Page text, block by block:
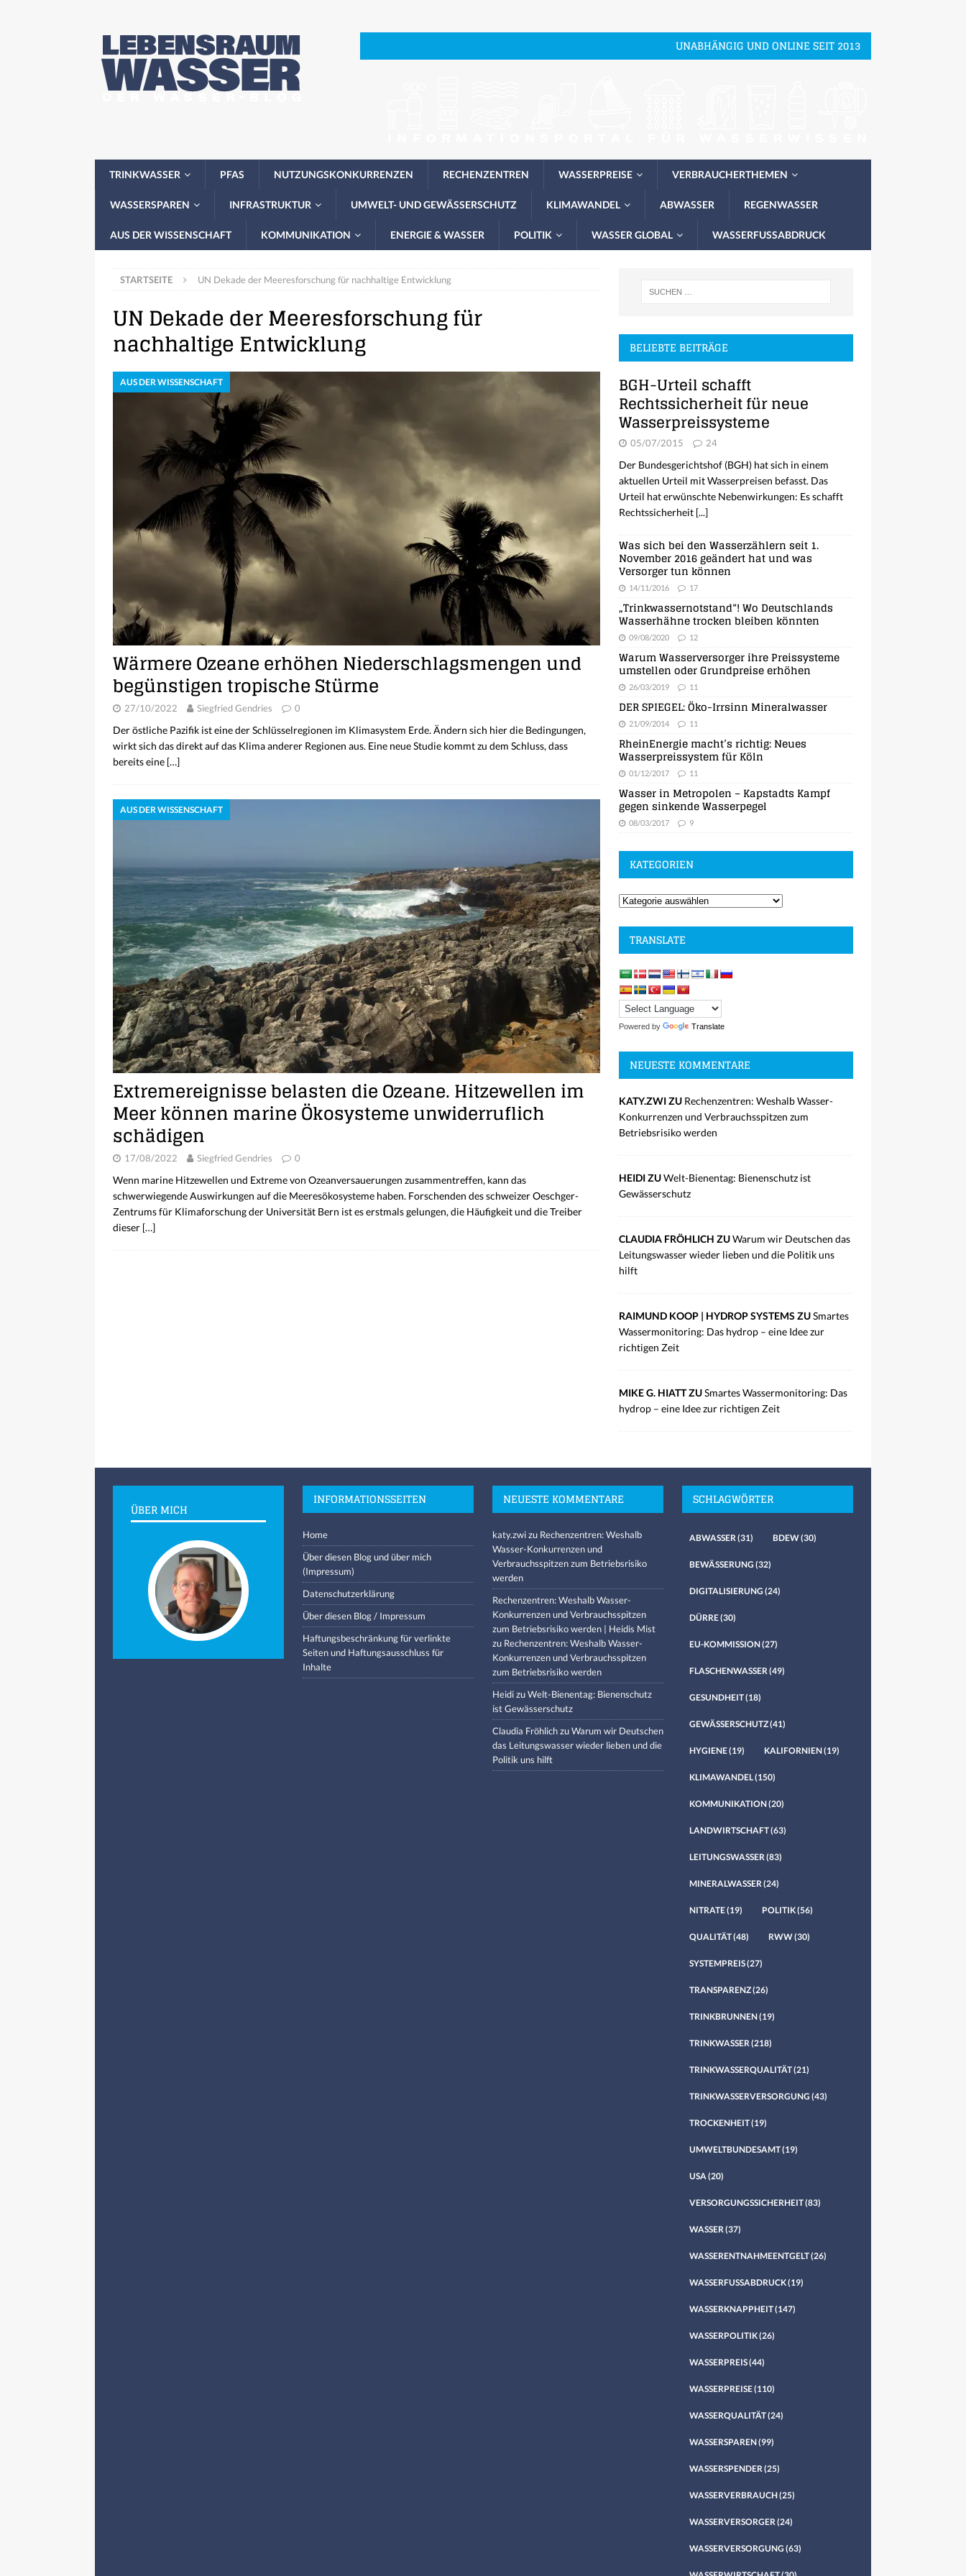
UNABHÄNGIG UND ONLINE SEIT 2013
TRINKWASSER PFAS NUTZUNGSKONKURRENZEN RECHENZENTREN WASSERPREISE VERBRAUCHERTHEMEN
WASSERSPAREN INFRASTRUKTUR UMWELT- UND GEWÄSSERSCHUTZ KLIMAWANDEL ABWASSER REGENWASSER
AUS DER WISSENSCHAFT KOMMUNIKATION ENERGIE & WASSER POLITIK WASSER GLOBAL WASSERFUSSABDRUCK
STARTSEITE UN Dekade der Meeresforschung für nachhaltige Entwicklung
UN Dekade der Meeresforschung für
nachhaltige Entwicklung
AUS DER WISSENSCHAFT
Wärmere Ozeane erhöhen Niederschlagsmengen und
begünstigen tropische Stürme
27/10/2022 Siegfried Gendries 0
Der östliche Pazifik ist eine der Schlüsselregionen im Klimasystem Erde. Ändern sich hier die Bedingungen,
wirkt sich das direkt auf das Klima anderer Regionen aus. Eine neue Studie kommt zu dem Schluss, dass
bereits eine […]
AUS DER WISSENSCHAFT
Extremereignisse belasten die Ozeane. Hitzewellen im
Meer können marine Ökosysteme unwiderruflich
schädigen
17/08/2022 Siegfried Gendries 0
Wenn marine Hitzewellen und Extreme von Ozeanversauerungen zusammentreffen, kann das
schwerwiegende Auswirkungen auf die Meeresökosysteme haben. Forschenden des schweizer Oeschger-
Zentrums für Klimaforschung der Universität Bern ist es erstmals gelungen, die Häufigkeit und die Treiber
dieser […]
BELIEBTE BEITRÄGE
BGH-Urteil schafft
Rechtssicherheit für neue
Wasserpreissysteme
05/07/2015 24
Der Bundesgerichtshof (BGH) hat sich in einem
aktuellen Urteil mit Wasserpreisen befasst. Das
Urteil hat erwünschte Nebenwirkungen: Es schafft
Rechtssicherheit [...]
Was sich bei den Wasserzählern seit 1.
November 2016 geändert hat und was
Versorger tun können
14/11/2016 17
„Trinkwassernotstand“! Wo Deutschlands
Wasserhähne trocken bleiben könnten
09/08/2020 12
Warum Wasserversorger ihre Preissysteme
umstellen oder Grundpreise erhöhen
26/03/2019 11
DER SPIEGEL: Öko-Irrsinn Mineralwasser
21/09/2014 11
RheinEnergie macht’s richtig: Neues
Wasserpreissystem für Köln
01/12/2017 11
Wasser in Metropolen – Kapstadts Kampf
gegen sinkende Wasserpegel
08/03/2017 9
KATEGORIEN
TRANSLATE
Powered by Translate
NEUESTE KOMMENTARE
KATY.ZWI ZU Rechenzentren: Weshalb Wasser-
Konkurrenzen und Verbrauchsspitzen zum
Betriebsrisiko werden
HEIDI ZUWelt-Bienentag: Bienenschutz ist
Gewässerschutz
CLAUDIA FRÖHLICH ZUWarum wir Deutschen das
Leitungswasser wieder lieben und die Politik uns
hilft
RAIMUND KOOP | HYDROP SYSTEMS ZUSmartes
Wassermonitoring: Das hydrop – eine Idee zur
richtigen Zeit
MIKE G. HIATT ZUSmartes Wassermonitoring: Das
hydrop – eine Idee zur richtigen Zeit
ÜBER MICH
INFORMATIONSSEITEN
Home
Über diesen Blog und über mich
(Impressum)
Datenschutzerklärung
Über diesen Blog / Impressum
Haftungsbeschränkung für verlinkte
Seiten und Haftungsausschluss für
Inhalte
NEUESTE KOMMENTARE
katy.zwizu Rechenzentren: Weshalb
Wasser-Konkurrenzen und
Verbrauchsspitzen zum Betriebsrisiko
werden
Rechenzentren: Weshalb Wasser-
Konkurrenzen und Verbrauchsspitzen
zum Betriebsrisiko werden | Heidis Mist
zu Rechenzentren: Weshalb Wasser-
Konkurrenzen und Verbrauchsspitzen
zum Betriebsrisiko werden
HeidizuWelt-Bienentag: Bienenschutz
ist Gewässerschutz
Claudia FröhlichzuWarum wir Deutschen
das Leitungswasser wieder lieben und die
Politik uns hilft
SCHLAGWÖRTER
ABWASSER (31) BDEW(30)
BEWÄSSERUNG (32)
DIGITALISIERUNG (24)
DÜRRE(30)
EU-KOMMISSION(27)
FLASCHENWASSER (49)
GESUNDHEIT(18)
GEWÄSSERSCHUTZ(41)
HYGIENE(19) KALIFORNIEN(19)
KLIMAWANDEL(150)
KOMMUNIKATION(20)
LANDWIRTSCHAFT(63)
LEITUNGSWASSER (83)
MINERALWASSER (24)
NITRATE(19) POLITIK(56)
QUALITÄT(48) RWW(30)
SYSTEMPREIS(27)
TRANSPARENZ(26)
TRINKBRUNNEN(19)
TRINKWASSER (218)
TRINKWASSERQUALITÄT(21)
TRINKWASSERVERSORGUNG (43)
TROCKENHEIT(19)
UMWELTBUNDESAMT(19)
USA (20)
VERSORGUNGSSICHERHEIT(83)
WASSER (37)
WASSERENTNAHMEENTGELT(26)
WASSERFUSSABDRUCK(19)
WASSERKNAPPHEIT(147)
WASSERPOLITIK(26)
WASSERPREIS(44)
WASSERPREISE(110)
WASSERQUALITÄT(24)
WASSERSPAREN(99)
WASSERSPENDER (25)
WASSERVERBRAUCH(25)
WASSERVERSORGER (24)
WASSERVERSORGUNG (63)